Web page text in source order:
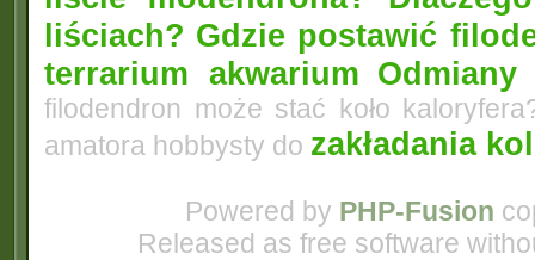
liściach? Gdzie postawić
terrarium akwarium
filodendron może stać koło
amatora hobbysty do zakładania
Powered by PHP-Fusion
Released as free software